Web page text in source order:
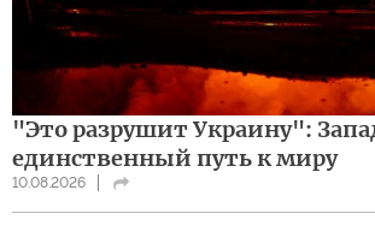
"Это разрушит Украину":
единственный путь к миру
10.08.2026